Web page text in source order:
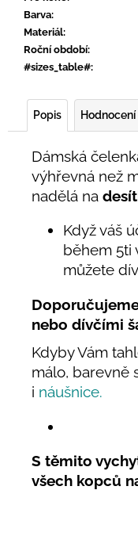
Barva:
Materiál:
Roční období:
#sizes_table#:
Popis Hodnocení
Dámská
výhřevná než
nadělá na
Když váš
během 5ti
můžete
nebo dívčími
Kdyby Vám
málo, barevně
i náušnice.
S těmito
všech kopců